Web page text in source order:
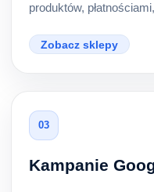
produktów,
Zobacz sklepy
03
Kampanie